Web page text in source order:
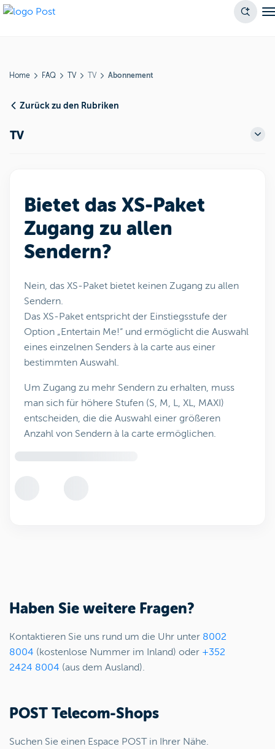
Home FAQ TV TV Abonnement
Zurück zu den Rubriken
TV
Bietet das XS-Paket
Zugang zu allen
Sendern?
Nein, das XS-Paket bietet keinen Zugang zu allen
Sendern.
Das XS-Paket entspricht der Einstiegsstufe der
Option „Entertain Me!“ und ermöglicht die Auswahl
eines einzelnen Senders à la carte aus einer
bestimmten Auswahl.
Um Zugang zu mehr Sendern zu erhalten, muss
man sich für höhere Stufen (S, M, L, XL, MAXI)
entscheiden, die die Auswahl einer größeren
Anzahl von Sendern à la carte ermöglichen.
Haben Sie weitere Fragen?
Kontaktieren Sie uns rund um die Uhr unter 8002
8004 (kostenlose Nummer im Inland) oder +352
2424 8004 (aus dem Ausland).
POST Telecom-Shops
Suchen Sie einen Espace POST in Ihrer Nähe.